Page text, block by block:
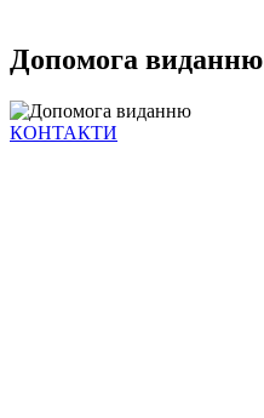
Допомога виданню
КОНТАКТИ